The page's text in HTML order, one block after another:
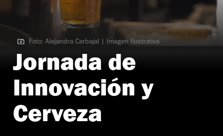
Foto: Alejandra Carbajal | Imagen Ilustrativa | Estilos de cerveza
Foto: Alejandra Carbajal | Imagen Ilustrativa
Jornada de
Innovación y
Cerveza